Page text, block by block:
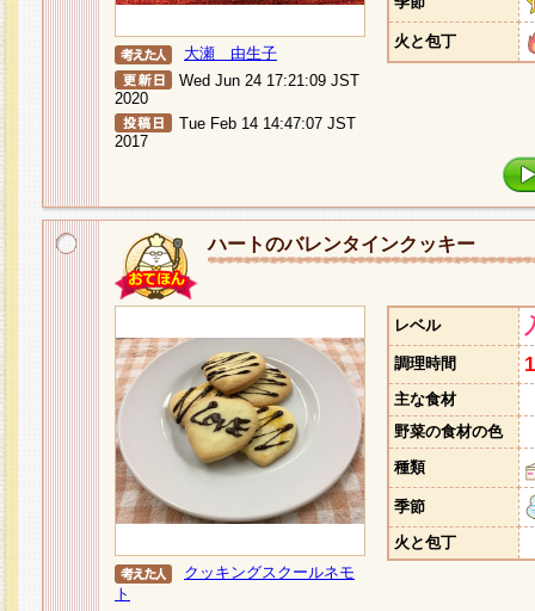
大瀬 由生子
Wed Jun 24 17:21:09 JST
2020
Tue Feb 14 14:47:07 JST
2017
火と包丁
ハートのバレンタインクッキー
クッキングスクールネモ
ト
レベル
調理時間
主な食材
野菜の食材の色
種類
季節
火と包丁